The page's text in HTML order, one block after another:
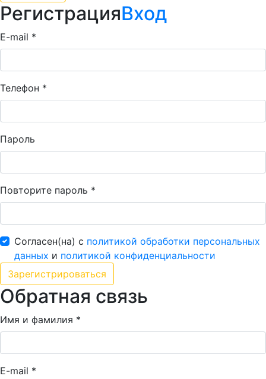
РегистрацияВход
E-mail *
Телефон *
Пароль
Повторите пароль *
Согласен(на) с политикой обработки персональных
данных и политикой конфиденциальности
Обратная связь
Имя и фамилия *
E-mail *